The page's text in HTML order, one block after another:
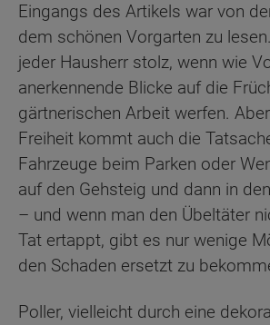
Eingangs des Artikels war von
dem schönen Vorgarten zu
jeder Hausherr stolz, wenn wie
anerkennende Blicke auf die
gärtnerischen Arbeit werfen.
Freiheit kommt auch die
Fahrzeuge beim Parken oder
auf den Gehsteig und dann in
– und wenn man den Übeltäter
Tat ertappt, gibt es nur wenige
den Schaden ersetzt zu
Poller, vielleicht durch eine